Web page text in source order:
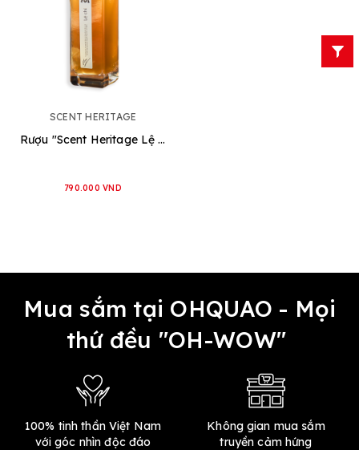
SCENT HERITAGE
Rượu "Scent Heritage Lệ Chi"
790.000 VND
Mua sắm tại OHQUAO - Mọi
thứ đều "OH-WOW"
100% tinh thần Việt Nam
với góc nhìn độc đáo
Không gian mua sắm
truyền cảm hứng